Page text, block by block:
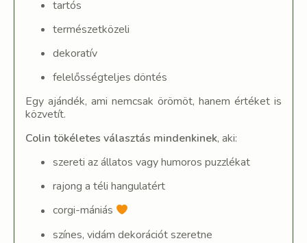
tartós
természetközeli
dekoratív
felelősségteljes döntés
Egy ajándék, ami nemcsak örömöt, hanem értéket is
közvetít.
Colin tökéletes választás mindenkinek, aki:
szereti az állatos vagy humoros puzzlékat
rajong a téli hangulatért
corgi-mániás
színes, vidám dekorációt szeretne